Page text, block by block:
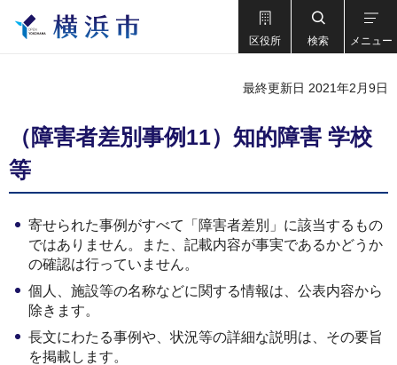
区役所 検索 メニュー
最終更新日 2021年2月9日
（障害者差別事例11）知的障害 学校
等
寄せられた事例がすべて「障害者差別」に該当するもの
ではありません。また、記載内容が事実であるかどうか
の確認は行っていません。
個人、施設等の名称などに関する情報は、公表内容から
除きます。
長文にわたる事例や、状況等の詳細な説明は、その要旨
を掲載します。